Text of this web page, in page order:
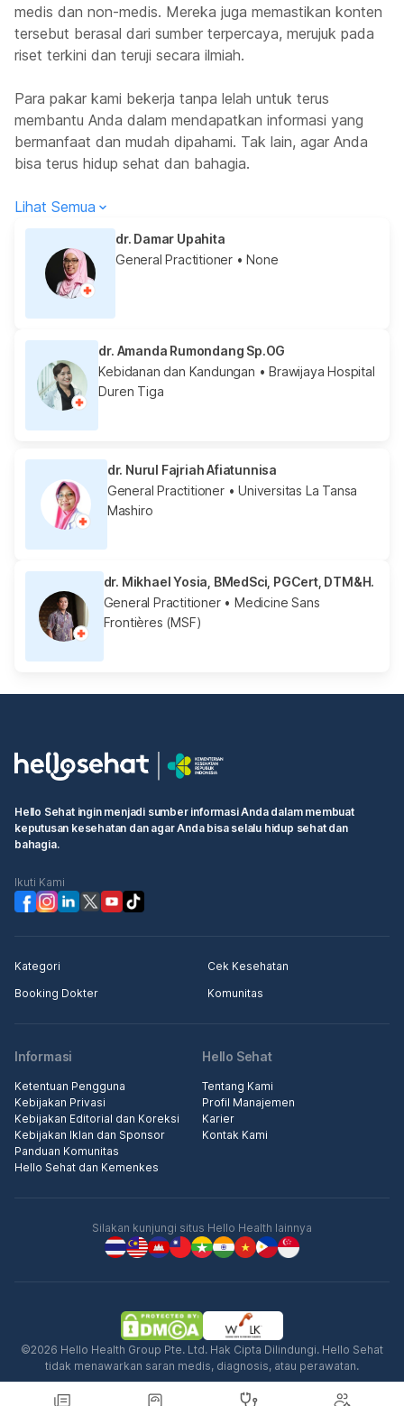
medis dan non-medis. Mereka juga memastikan konten
tersebut berasal dari sumber terpercaya, merujuk pada
riset terkini dan teruji secara ilmiah.
Para pakar kami bekerja tanpa lelah untuk terus
membantu Anda dalam mendapatkan informasi yang
bermanfaat dan mudah dipahami. Tak lain, agar Anda
bisa terus hidup sehat dan bahagia.
Lihat Semua
dr. Damar Upahita
General Practitioner • None
dr. Amanda Rumondang Sp.OG
Kebidanan dan Kandungan • Brawijaya Hospital
Duren Tiga
dr. Nurul Fajriah Afiatunnisa
General Practitioner• Universitas La Tansa
Mashiro
dr. Mikhael Yosia, BMedSci, PGCert, DTM&H.
General Practitioner• Medicine Sans
Frontières (MSF)
Hello Sehat ingin menjadi sumber informasi Anda dalam membuat
keputusan kesehatan dan agar Anda bisa selalu hidup sehat dan
bahagia.
Ikuti Kami
Kategori
Cek Kesehatan
Booking Dokter
Komunitas
Informasi
Ketentuan Pengguna
Kebijakan Privasi
Kebijakan Editorial dan Koreksi
Kebijakan Iklan dan Sponsor
Panduan Komunitas
Hello Sehat dan Kemenkes
Hello Sehat
Tentang Kami
Profil Manajemen
Karier
Kontak Kami
Silakan kunjungi situs Hello Health lainnya
©2026 Hello Health Group Pte. Ltd. Hak Cipta Dilindungi. Hello Sehat
tidak menawarkan saran medis, diagnosis, atau perawatan.